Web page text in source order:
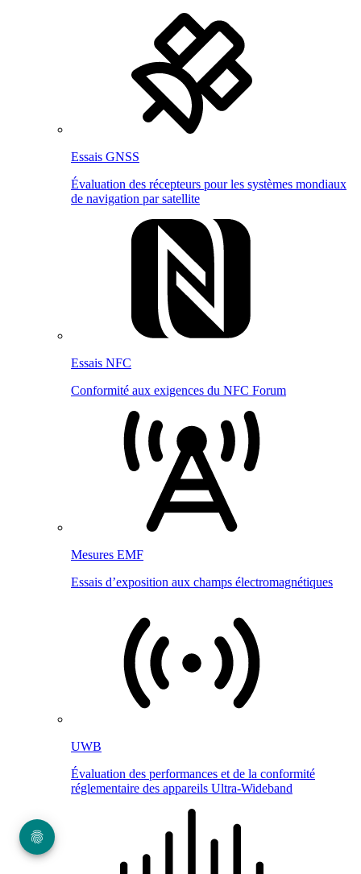
Essais GNSS
Évaluation des récepteurs pour les systèmes mondiaux
de navigation par satellite
Essais NFC
Conformité aux exigences du NFC Forum
Mesures EMF
Essais d’exposition aux champs électromagnétiques
UWB
Évaluation des performances et de la conformité
réglementaire des appareils Ultra-Wideband